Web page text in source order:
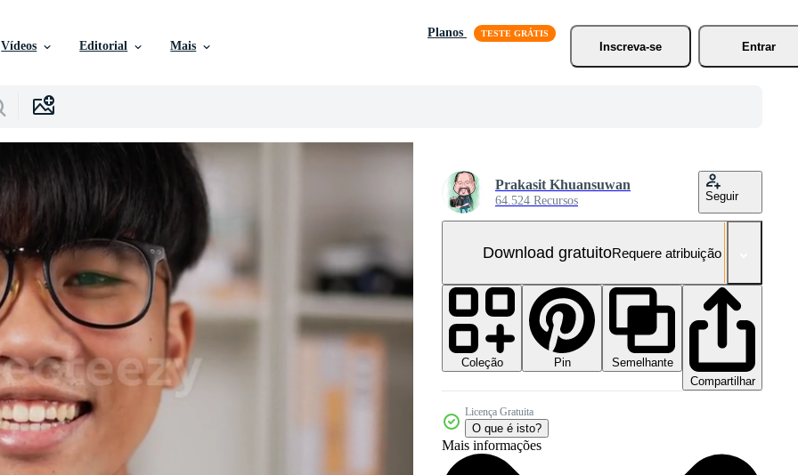
Vídeos Editorial Mais
Planos
Inscreva-se
Entrar
Prakasit Khuansuwan
64.524 Recursos Seguir
Download gratuitoRequere atribuição
Coleção Pin
Semelhante
Compartilhar
Licença Gratuita
O que é isto?
Mais informações